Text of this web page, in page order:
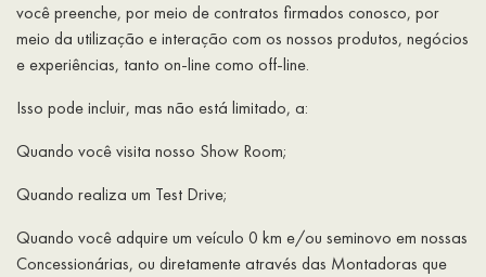
você preenche, por meio de contratos firmados conosco, por
meio da utilização e interação com os nossos produtos, negócios
e experiências, tanto on-line como off-line.
Isso pode incluir, mas não está limitado, a:
Quando você visita nosso Show Room;
Quando realiza um Test Drive;
Quando você adquire um veículo 0 km e/ou seminovo em nossas
Concessionárias, ou diretamente através das Montadoras que